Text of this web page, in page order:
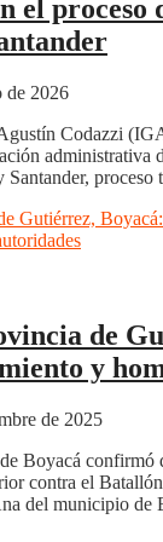
el proceso
de 2026
Codazzi
administrativa
Santander, proceso
de
y
de 2025
Boyacá confirmó
contra el
del municipio de